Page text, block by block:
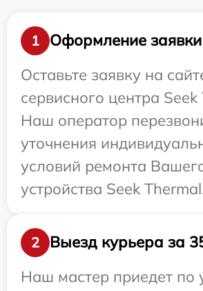
1
Оформление заявки
Оставьте заявку на
сервисного центра Seek
Наш оператор
уточнения
условий ремонта
устройства Seek
2
Выезд курьера за
Наш мастер приедет по